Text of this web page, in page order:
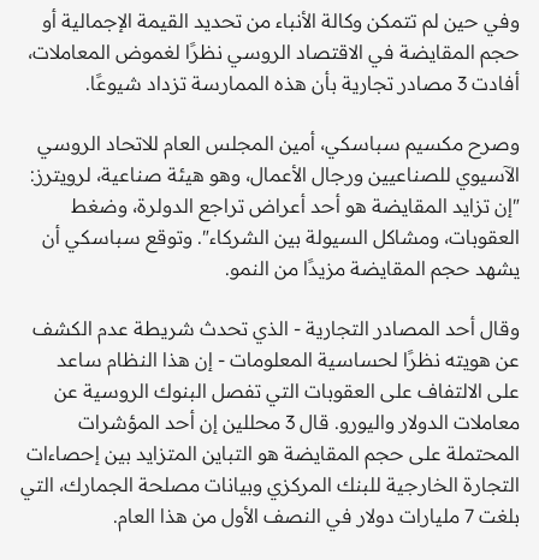
وفي حين لم تتمكن وكالة الأنباء من تحديد القيمة الإجمالية أو
حجم المقايضة في الاقتصاد الروسي نظرًا لغموض المعاملات،
أفادت 3 مصادر تجارية بأن هذه الممارسة تزداد شيوعًا.
وصرح مكسيم سباسكي، أمين المجلس العام للاتحاد الروسي
الآسيوي للصناعيين ورجال الأعمال، وهو هيئة صناعية، لرويترز:
"إن تزايد المقايضة هو أحد أعراض تراجع الدولرة، وضغط
العقوبات، ومشاكل السيولة بين الشركاء". وتوقع سباسكي أن
يشهد حجم المقايضة مزيدًا من النمو.
وقال أحد المصادر التجارية - الذي تحدث شريطة عدم الكشف
عن هويته نظرًا لحساسية المعلومات - إن هذا النظام ساعد
على الالتفاف على العقوبات التي تفصل البنوك الروسية عن
معاملات الدولار واليورو. قال 3 محللين إن أحد المؤشرات
المحتملة على حجم المقايضة هو التباين المتزايد بين إحصاءات
التجارة الخارجية للبنك المركزي وبيانات مصلحة الجمارك، التي
بلغت 7 مليارات دولار في النصف الأول من هذا العام.